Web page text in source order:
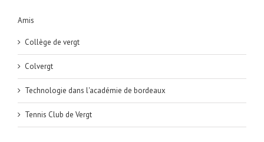
Amis
Collège de vergt
Colvergt
Technologie dans l'académie de bordeaux
Tennis Club de Vergt